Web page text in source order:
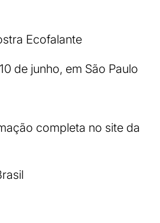
Ecofalante
de junho, em São Paulo
completa no site da